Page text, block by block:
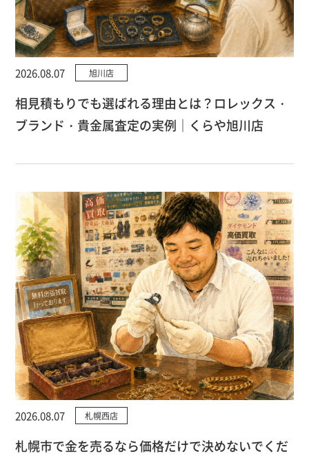
2026.08.07 旭川店
相見積もりでも選ばれる理由とは？ロレックス・
ブランド・貴金属査定の実例｜くらや旭川店
2026.08.07 札幌西店
札幌市で金を売るなら価格だけで決めないでくだ